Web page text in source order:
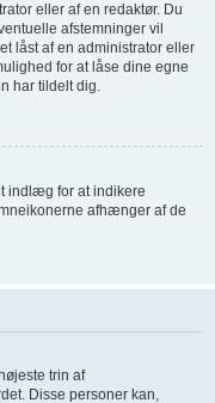
eller af en redaktør. Du
afstemninger vil
låst af en administrator eller
for at låse dine egne
har tildelt dig.
indlæg for at indikere
afhænger af de
trin af
Disse personer kan,